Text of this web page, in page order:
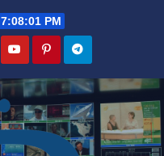
7:08:02 PM